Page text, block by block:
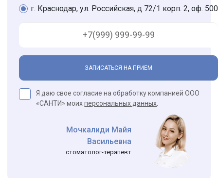
г. Краснодар, ул. Российская, д 72/1 корп. 2, оф. 500
ЗАПИСАТЬСЯ НА ПРИЕМ
Я даю свое согласие на обработку компанией ООО
«САНТИ» моихперсональных данных
Мочкалиди Майя
Васильевна
стоматолог-терапевт